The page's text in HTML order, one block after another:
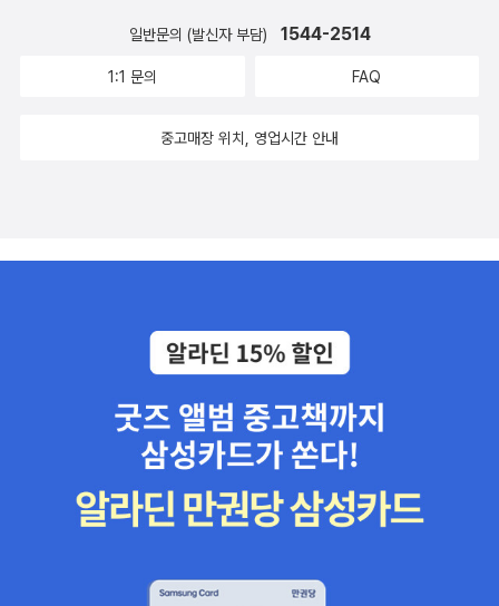
일반문의 (발신자 부담) 1544-2514
1:1 문의 FAQ
중고매장 위치, 영업시간 안내